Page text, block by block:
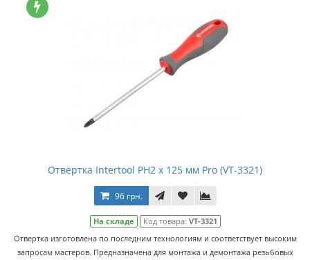
Отвертка Intertool PH2 x 125 мм Pro (VT-3321)
96 грн.
На складе Код товара: VT-3321
Отвертка изготовлена по последним технологиям и соответствует высоким
запросам мастеров. Предназначена для монтажа и демонтажа резьбовых